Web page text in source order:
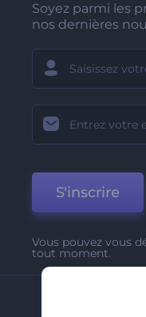
Soyez parmi les
nos dernières
S'inscrire
Vous pouvez vous
tout moment.